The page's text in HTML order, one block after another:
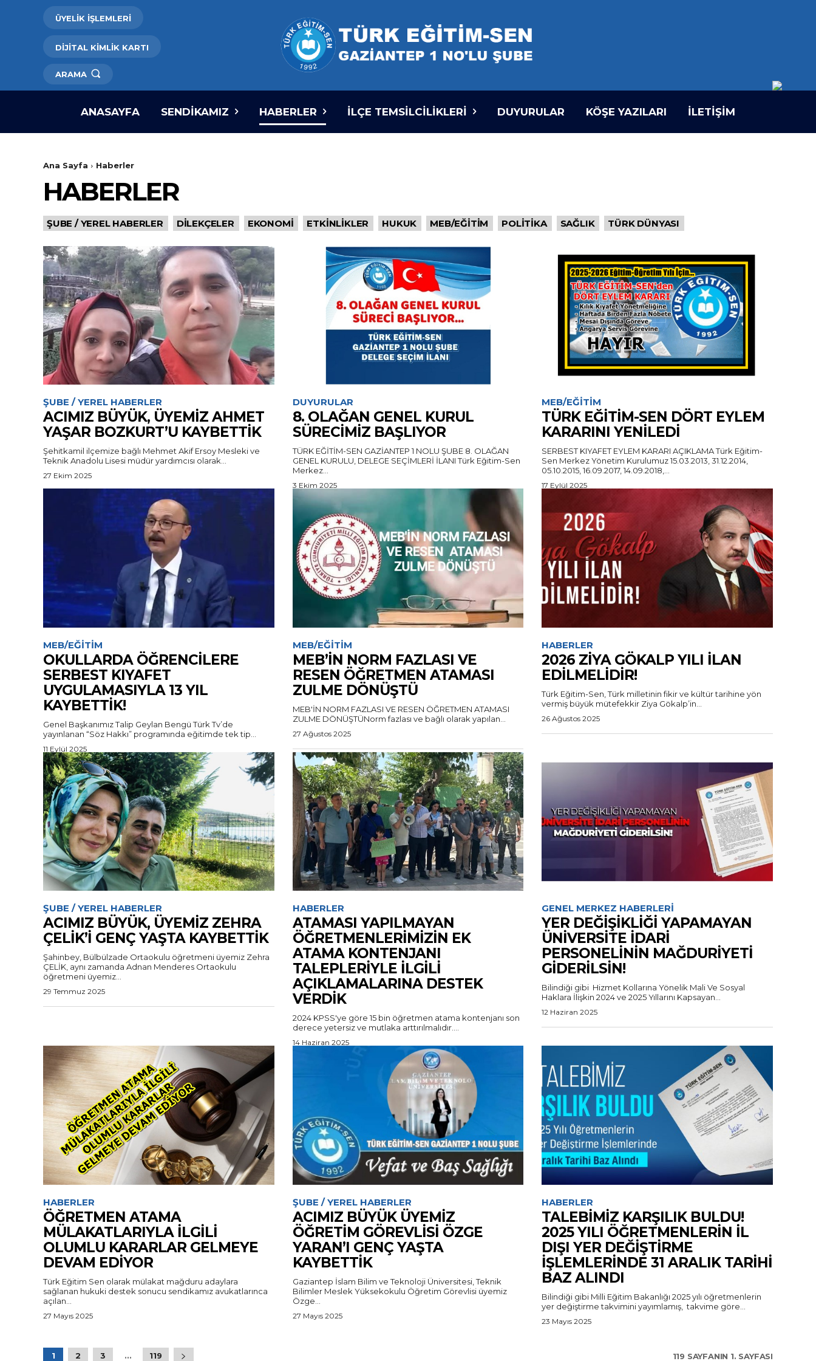
ÜYELİK İŞLEMLERİ
DİJİTAL KİMLİK KARTI
ARAMA
ANASAYFA SENDIKAMIZ HABERLER İLÇE TEMSILCILIKLERI DUYURULAR KÖŞE YAZILARI İLETIŞIM
Ana Sayfa Haberler
HABERLER
ŞUBE / YEREL HABERLER DILEKÇELER EKONOMI ETKINLIKLER HUKUK MEB/EĞITIM POLITIKA SAĞLIK TÜRK DÜNYASI
ŞUBE / YEREL HABERLER
ACIMIZ BÜYÜK, ÜYEMİZ AHMET
YAŞAR BOZKURT’U KAYBETTİK
Şehitkamil ilçemize bağlı Mehmet Akif Ersoy Mesleki ve
Teknik Anadolu Lisesi müdür yardımcısı olarak...
27 Ekim 2025
DUYURULAR
8. OLAĞAN GENEL KURUL
SÜRECİMİZ BAŞLIYOR
TÜRK EĞİTİM-SEN GAZİANTEP 1 NOLU ŞUBE 8. OLAĞAN
GENEL KURULU, DELEGE SEÇİMLERİ İLANI Türk Eğitim-Sen
Merkez...
3 Ekim 2025
MEB/EĞITIM
TÜRK EĞİTİM-SEN DÖRT EYLEM
KARARINI YENİLEDİ
SERBEST KIYAFET EYLEM KARARI AÇIKLAMA Türk Eğitim-
Sen Merkez Yönetim Kurulumuz 15.03.2013, 31.12.2014,
05.10.2015, 16.09.2017, 14.09.2018,...
17 Eylül 2025
MEB/EĞITIM
OKULLARDA ÖĞRENCİLERE
SERBEST KIYAFET
UYGULAMASIYLA 13 YIL
KAYBETTİK!
Genel Başkanımız Talip Geylan Bengü Türk Tv’de
yayınlanan “Söz Hakkı” programında eğitimde tek tip...
11 Eylül 2025
MEB/EĞITIM
MEB’İN NORM FAZLASI VE
RESEN ÖĞRETMEN ATAMASI
ZULME DÖNÜŞTÜ
MEB'İN NORM FAZLASI VE RESEN ÖĞRETMEN ATAMASI
ZULME DÖNÜŞTÜNorm fazlası ve bağlı olarak yapılan...
27 Ağustos 2025
HABERLER
2026 ZİYA GÖKALP YILI İLAN
EDİLMELİDİR!
Türk Eğitim-Sen, Türk milletinin fikir ve kültür tarihine yön
vermiş büyük mütefekkir Ziya Gökalp’in...
26 Ağustos 2025
ŞUBE / YEREL HABERLER
ACIMIZ BÜYÜK, ÜYEMİZ ZEHRA
ÇELİK’İ GENÇ YAŞTA KAYBETTİK
Şahinbey, Bülbülzade Ortaokulu öğretmeni üyemiz Zehra
ÇELİK, aynı zamanda Adnan Menderes Ortaokulu
öğretmeni üyemiz...
29 Temmuz 2025
HABERLER
ATAMASI YAPILMAYAN
ÖĞRETMENLERİMİZİN EK
ATAMA KONTENJANI
TALEPLERİYLE İLGİLİ
AÇIKLAMALARINA DESTEK
VERDİK
2024 KPSS'ye göre 15 bin öğretmen atama kontenjanı son
derece yetersiz ve mutlaka arttırılmalıdır....
14 Haziran 2025
GENEL MERKEZ HABERLERI
YER DEĞİŞİKLİĞİ YAPAMAYAN
ÜNİVERSİTE İDARİ
PERSONELİNİN MAĞDURİYETİ
GİDERİLSİN!
Bilindiği gibi Hizmet Kollarına Yönelik Mali Ve Sosyal
Haklara İlişkin 2024 ve 2025 Yıllarını Kapsayan...
12 Haziran 2025
HABERLER
ÖĞRETMEN ATAMA
MÜLAKATLARIYLA İLGİLİ
OLUMLU KARARLAR GELMEYE
DEVAM EDİYOR
Türk Eğitim Sen olarak mülakat mağduru adaylara
sağlanan hukuki destek sonucu sendikamız avukatlarınca
açılan...
27 Mayıs 2025
ŞUBE / YEREL HABERLER
ACIMIZ BÜYÜK ÜYEMİZ
ÖĞRETİM GÖREVLİSİ ÖZGE
YARAN’I GENÇ YAŞTA
KAYBETTİK
Gaziantep İslam Bilim ve Teknoloji Üniversitesi, Teknik
Bilimler Meslek Yüksekokulu Öğretim Görevlisi üyemiz
Özge...
27 Mayıs 2025
HABERLER
TALEBİMİZ KARŞILIK BULDU!
2025 YILI ÖĞRETMENLERİN İL
DIŞI YER DEĞİŞTİRME
İŞLEMLERİNDE 31 ARALIK TARİHİ
BAZ ALINDI
Bilindiği gibi Milli Eğitim Bakanlığı 2025 yılı öğretmenlerin
yer değiştirme takvimini yayımlamış, takvime göre...
23 Mayıs 2025
1 2 3 ... 119 119 SAYFANIN 1. SAYFASI